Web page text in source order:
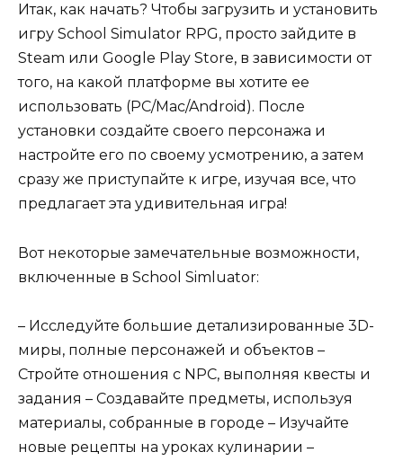
Итак, как начать? Чтобы загрузить и установить
игру School Simulator RPG, просто зайдите в
Steam или Google Play Store, в зависимости от
того, на какой платформе вы хотите ее
использовать (PC/Mac/Android). После
установки создайте своего персонажа и
настройте его по своему усмотрению, а затем
сразу же приступайте к игре, изучая все, что
предлагает эта удивительная игра!
Вот некоторые замечательные возможности,
включенные в School Simluator:
– Исследуйте большие детализированные 3D-
миры, полные персонажей и объектов –
Стройте отношения с NPC, выполняя квесты и
задания – Создавайте предметы, используя
материалы, собранные в городе – Изучайте
новые рецепты на уроках кулинарии –